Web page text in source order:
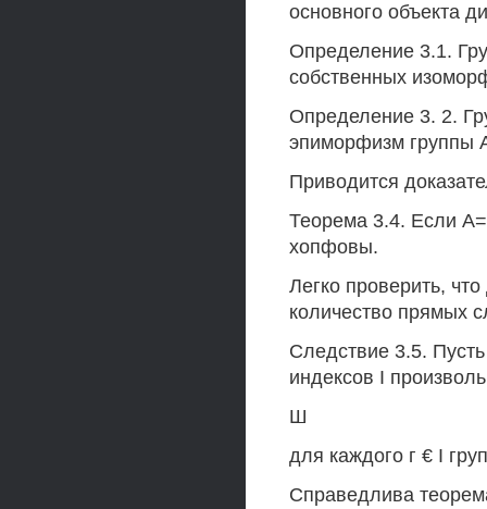
основного объекта
Определение 3.1.
собственных
Определение 3. 2.
эпиморфизм группы
Приводится
Теорема 3.4. Если
хопфовы.
Легко проверить,
количество прямых
Следствие 3.5.
индексов I
Ш
для каждого г € I
Справедлива